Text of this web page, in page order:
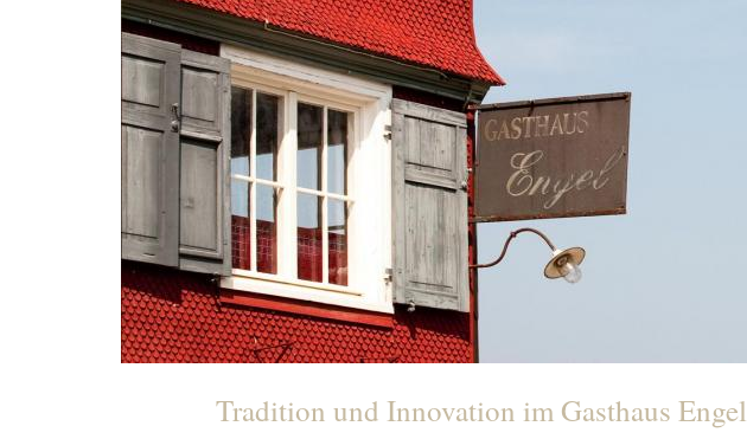
Tradition und Innovation im Gasthaus Engel